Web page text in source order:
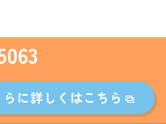
らに詳しくはこちら